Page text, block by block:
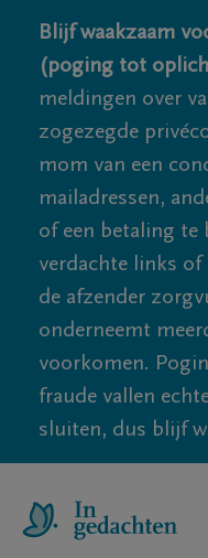
Blijf waakzaam
(poging tot
meldingen over
zogezegde
mom van een
mailadressen,
of een betaling te
verdachte links
de afzender
onderneemt
voorkomen.
fraude vallen
sluiten, dus blijf